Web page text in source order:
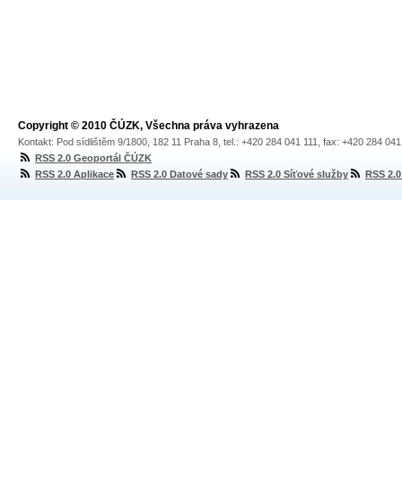
Copyright © 2010 ČÚZK, Všechna práva vyhrazena
Kontakt: Pod sídlištěm 9/1800, 182 11 Praha 8, tel.: +420 284 041 111, fax: +420 284
RSS 2.0 Geoportál ČÚZK
RSS 2.0 Aplikace
RSS 2.0 Datové sady RSS 2.0 Síťové služby RSS